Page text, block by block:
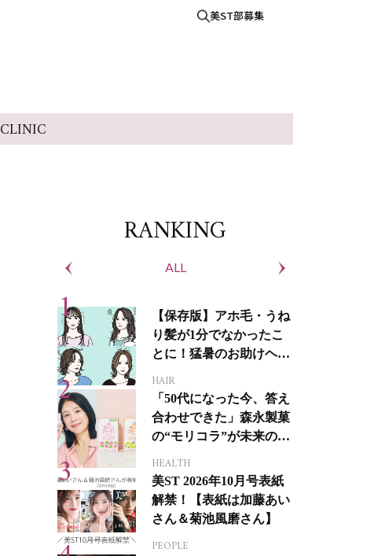
美ST部募集
CLINIC
RANKING
ALL
【保存版】アホ毛・うね
り髪が1分でなかったこ
とに！猛暑のお助けヘア
HAIR
「50代になった今、答え
合わせできた」森永製菓
の“モリコラ”が未来のキ
HEALTH
美ST 2026年10月号表紙
解禁！【表紙は加藤あい
さん＆菊池風磨さん】
PEOPLE